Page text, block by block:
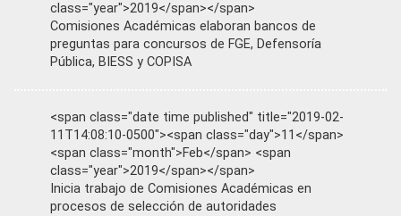
class="year">2019</span></span>
Comisiones Académicas elaboran bancos de
preguntas para concursos de FGE, Defensoría
Pública, BIESS y COPISA
<span class="date time published" title="2019-02-
11T14:08:10-0500"><span class="day">11</span>
<span class="month">Feb</span> <span
class="year">2019</span></span>
Inicia trabajo de Comisiones Académicas en
procesos de selección de autoridades